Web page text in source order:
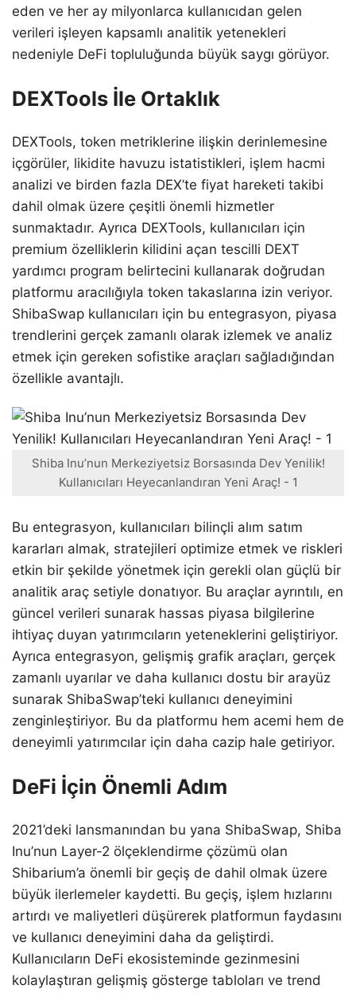
eden ve her ay milyonlarca kullanıcıdan gelen
verileri işleyen kapsamlı analitik yetenekleri
nedeniyle DeFi topluluğunda büyük saygı görüyor.
DEXTools İle Ortaklık
DEXTools, token metriklerine ilişkin derinlemesine
içgörüler, likidite havuzu istatistikleri, işlem hacmi
analizi ve birden fazla DEX’te fiyat hareketi takibi
dahil olmak üzere çeşitli önemli hizmetler
sunmaktadır. Ayrıca DEXTools, kullanıcıları için
premium özelliklerin kilidini açan tescilli DEXT
yardımcı program belirtecini kullanarak doğrudan
platformu aracılığıyla token takaslarına izin veriyor.
ShibaSwap kullanıcıları için bu entegrasyon, piyasa
trendlerini gerçek zamanlı olarak izlemek ve analiz
etmek için gereken sofistike araçları sağladığından
özellikle avantajlı.
Shiba Inu’nun Merkeziyetsiz Borsasında Dev Yenilik!
Kullanıcıları Heyecanlandıran Yeni Araç! - 1
Bu entegrasyon, kullanıcıları bilinçli alım satım
kararları almak, stratejileri optimize etmek ve riskleri
etkin bir şekilde yönetmek için gerekli olan güçlü bir
analitik araç setiyle donatıyor. Bu araçlar ayrıntılı, en
güncel verileri sunarak hassas piyasa bilgilerine
ihtiyaç duyan yatırımcıların yeteneklerini geliştiriyor.
Ayrıca entegrasyon, gelişmiş grafik araçları, gerçek
zamanlı uyarılar ve daha kullanıcı dostu bir arayüz
sunarak ShibaSwap’teki kullanıcı deneyimini
zenginleştiriyor. Bu da platformu hem acemi hem de
deneyimli yatırımcılar için daha cazip hale getiriyor.
DeFi İçin Önemli Adım
2021’deki lansmanından bu yana ShibaSwap, Shiba
Inu’nun Layer-2 ölçeklendirme çözümü olan
Shibarium’a önemli bir geçiş de dahil olmak üzere
büyük ilerlemeler kaydetti. Bu geçiş, işlem hızlarını
artırdı ve maliyetleri düşürerek platformun faydasını
ve kullanıcı deneyimini daha da geliştirdi.
Kullanıcıların DeFi ekosisteminde gezinmesini
kolaylaştıran gelişmiş gösterge tabloları ve trend